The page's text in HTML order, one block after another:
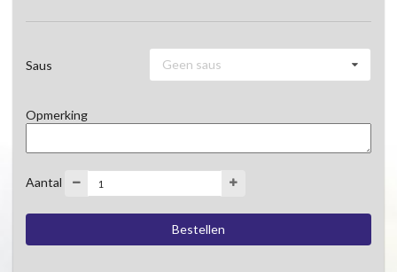
Saus Geen saus
Opmerking
Aantal